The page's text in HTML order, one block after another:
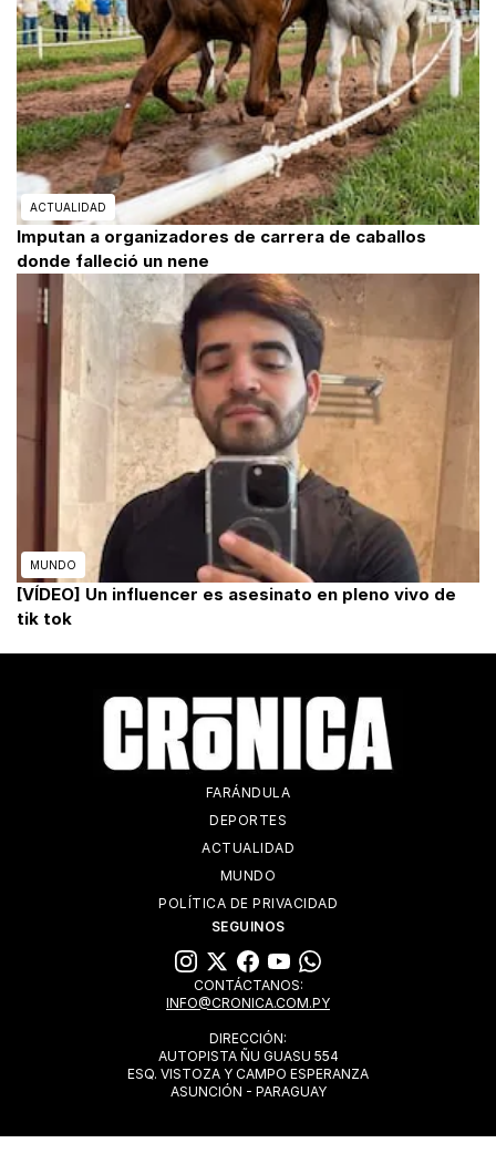
ACTUALIDAD
Imputan a organizadores de carrera de caballos
donde falleció un nene
MUNDO
[VÍDEO] Un influencer es asesinato en pleno vivo de
tik tok
FARÁNDULA
DEPORTES
ACTUALIDAD
MUNDO
POLÍTICA DE PRIVACIDAD
SEGUINOS
CONTÁCTANOS:
INFO@CRONICA.COM.PY
DIRECCIÓN:
AUTOPISTA ÑU GUASU 554
ESQ. VISTOZA Y CAMPO ESPERANZA
ASUNCIÓN - PARAGUAY